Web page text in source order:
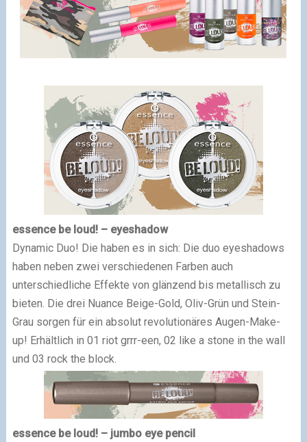
essence be loud! – eyeshadow
Dynamic Duo! Die haben es in sich: Die duo eyeshadows
haben neben zwei verschiedenen Farben auch
unterschiedliche Effekte von glänzend bis metallisch zu
bieten. Die drei Nuance Beige-Gold, Oliv-Grün und Stein-
Grau sorgen für ein absolut revolutionäres Augen-Make-
up! Erhältlich in 01 riot grrr-een, 02 like a stone in the wall
und 03 rock the block.
essence be loud! – jumbo eye pencil